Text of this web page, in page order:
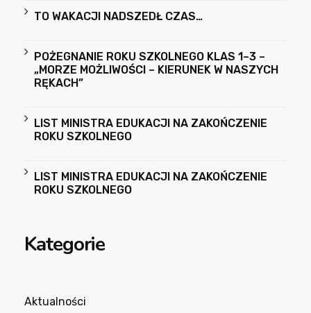
TO WAKACJI NADSZEDŁ CZAS…
POŻEGNANIE ROKU SZKOLNEGO KLAS 1–3 –
„MORZE MOŻLIWOŚCI – KIERUNEK W NASZYCH
RĘKACH”
LIST MINISTRA EDUKACJI NA ZAKOŃCZENIE
ROKU SZKOLNEGO
LIST MINISTRA EDUKACJI NA ZAKOŃCZENIE
ROKU SZKOLNEGO
Kategorie
Aktualności